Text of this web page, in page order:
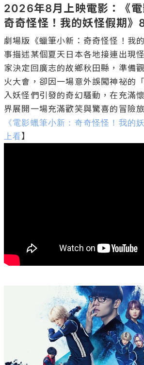
2026年8月上映電影：《電
奇奇怪怪！我的妖怪假期》
劇場版《蠟筆小新：奇奇怪怪！我
事描述某個夏天日本各地接連出現
家決定回廣志的故鄉秋田縣，準備
火大會，卻因一場意外誤闖神祕的
入妖怪們引發的奇幻騷動，在充滿
界展開一場充滿歡笑與驚喜的冒險
《電影蠟筆小新：奇奇怪怪！我的
上看